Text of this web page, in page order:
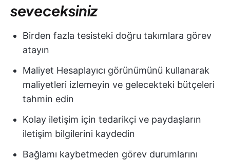
seveceksiniz
Birden fazla tesisteki doğru takımlara görev
atayın
Maliyet Hesaplayıcı görünümünü kullanarak
maliyetleri izlemeyin ve gelecekteki bütçeleri
tahmin edin
Kolay iletişim için tedarikçi ve paydaşların
iletişim bilgilerini kaydedin
Bağlamı kaybetmeden görev durumlarını